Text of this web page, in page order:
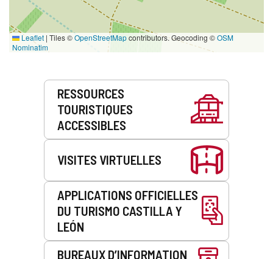
Leaflet | Tiles ©OpenStreetMapcontributors. Geocoding ©OSM
Nominatim
Prestations
RESSOURCES
TOURISTIQUES
ACCESSIBLES
VISITES VIRTUELLES
APPLICATIONS OFFICIELLES
DU TURISMO CASTILLA Y
LEÓN
BUREAUX D’INFORMATION